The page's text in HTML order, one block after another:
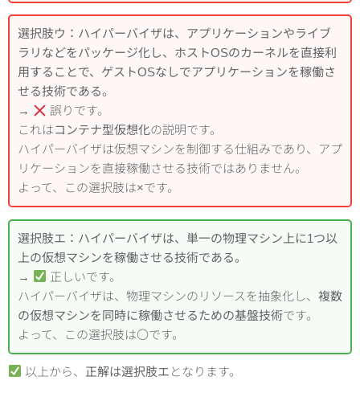
選択肢ウ：ハイパーバイザは、アプリケーションやライブ
ラリなどをパッケージ化し、ホストOSのカーネルを直接利
用することで、ゲストOSなしでアプリケーションを稼働さ
せる技術である。
→
誤りです。
これはコンテナ型仮想化の説明です。
ハイパーバイザは仮想マシンを制御する仕組みであり、アプ
リケーションを直接稼働させる技術ではありません。
よって、この選択肢は×です。
選択肢エ：ハイパーバイザは、単一の物理マシン上に1つ以
上の仮想マシンを稼働させる技術である。
→
正しいです。
ハイパーバイザは、物理マシンのリソースを抽象化し、 複数
の仮想マシンを同時に稼働させるための基盤技術です。
よって、この選択肢は〇です。
以上から、 正解は選択肢エ となります。